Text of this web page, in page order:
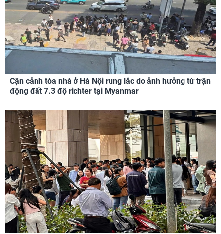
Cận cảnh tòa nhà ở Hà Nội rung lắc do ảnh hưởng từ trận
động đất 7.3 độ richter tại Myanmar